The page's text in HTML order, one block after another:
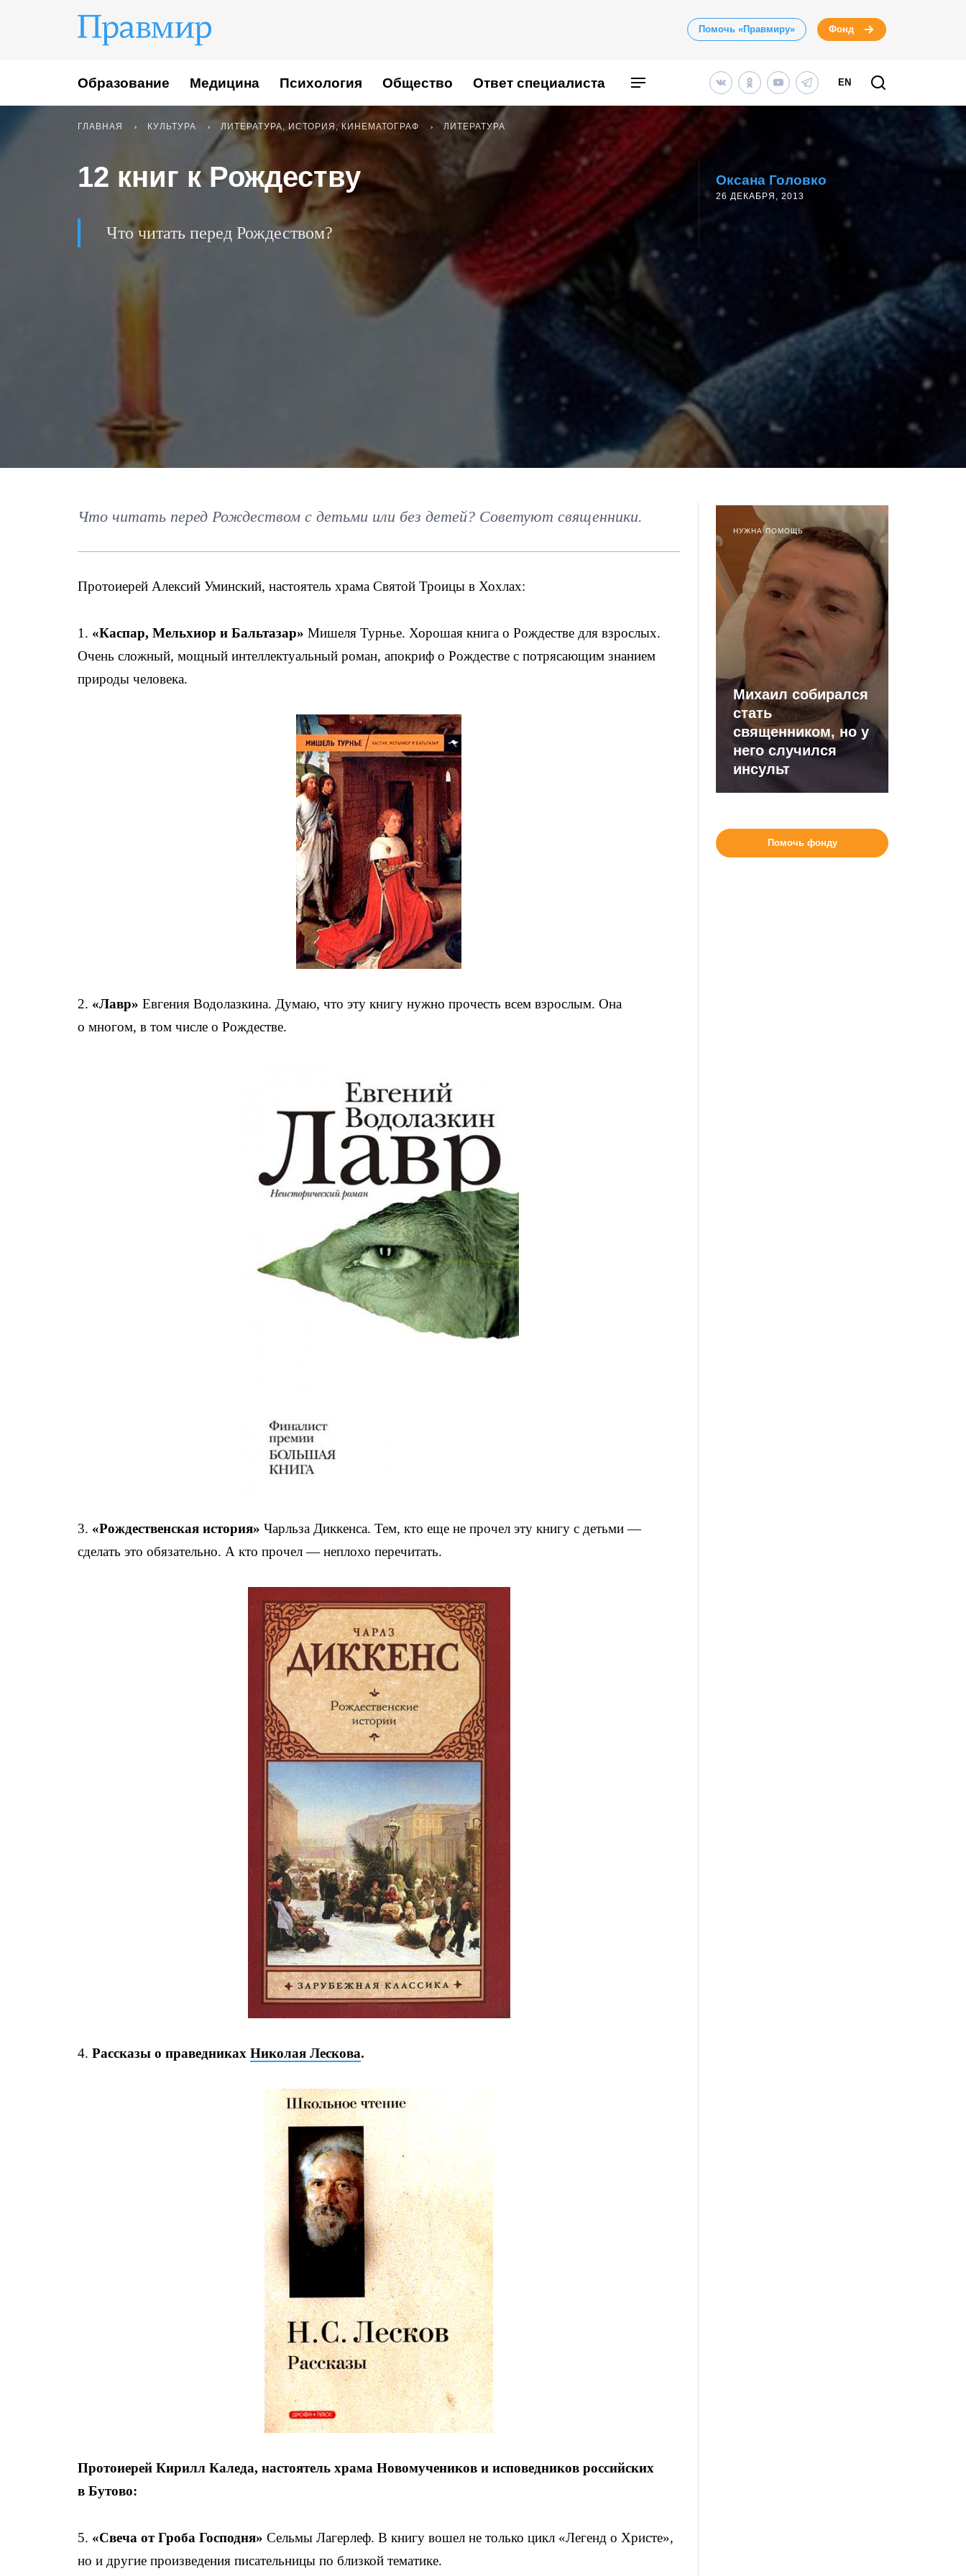
Помочь «Правмиру» Фонд
Образование Медицина Психология Общество Ответ специалиста EN
ГЛАВНАЯ КУЛЬТУРА ЛИТЕРАТУРА, ИСТОРИЯ, КИНЕМАТОГРАФ ЛИТЕРАТУРА
12 книг к Рождеству
Что читать перед Рождеством?
Оксана Головко
26 ДЕКАБРЯ, 2013
Что читать перед Рождеством с детьми или без детей? Советуют священники.
Протоиерей Алексий Уминский, настоятель храма Святой Троицы в Хохлах:
1. «Каспар, Мельхиор и Бальтазар» Мишеля Турнье. Хорошая книга о Рождестве для взрослых.
Очень сложный, мощный интеллектуальный роман, апокриф о Рождестве с потрясающим знанием
природы человека.
2. «Лавр» Евгения Водолазкина. Думаю, что эту книгу нужно прочесть всем взрослым. Она
о многом, в том числе о Рождестве.
3. «Рождественская история» Чарльза Диккенса. Тем, кто еще не прочел эту книгу с детьми —
сделать это обязательно. А кто прочел — неплохо перечитать.
4. Рассказы о праведниках Николая Лескова.
Протоиерей Кирилл Каледа, настоятель храма Новомучеников и исповедников российских
в Бутово:
5. «Свеча от Гроба Господня» Сельмы Лагерлеф. В книгу вошел не только цикл «Легенд о Христе»,
но и другие произведения писательницы по близкой тематике.
НУЖНА ПОМОЩЬ
Михаил собирался
стать
священником, но у
него случился
инсульт
Помочь фонду